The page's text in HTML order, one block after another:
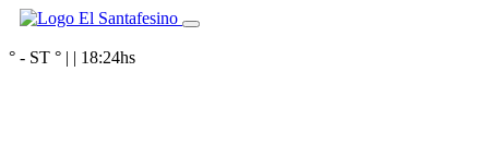
° - ST ° | | 18:24hs